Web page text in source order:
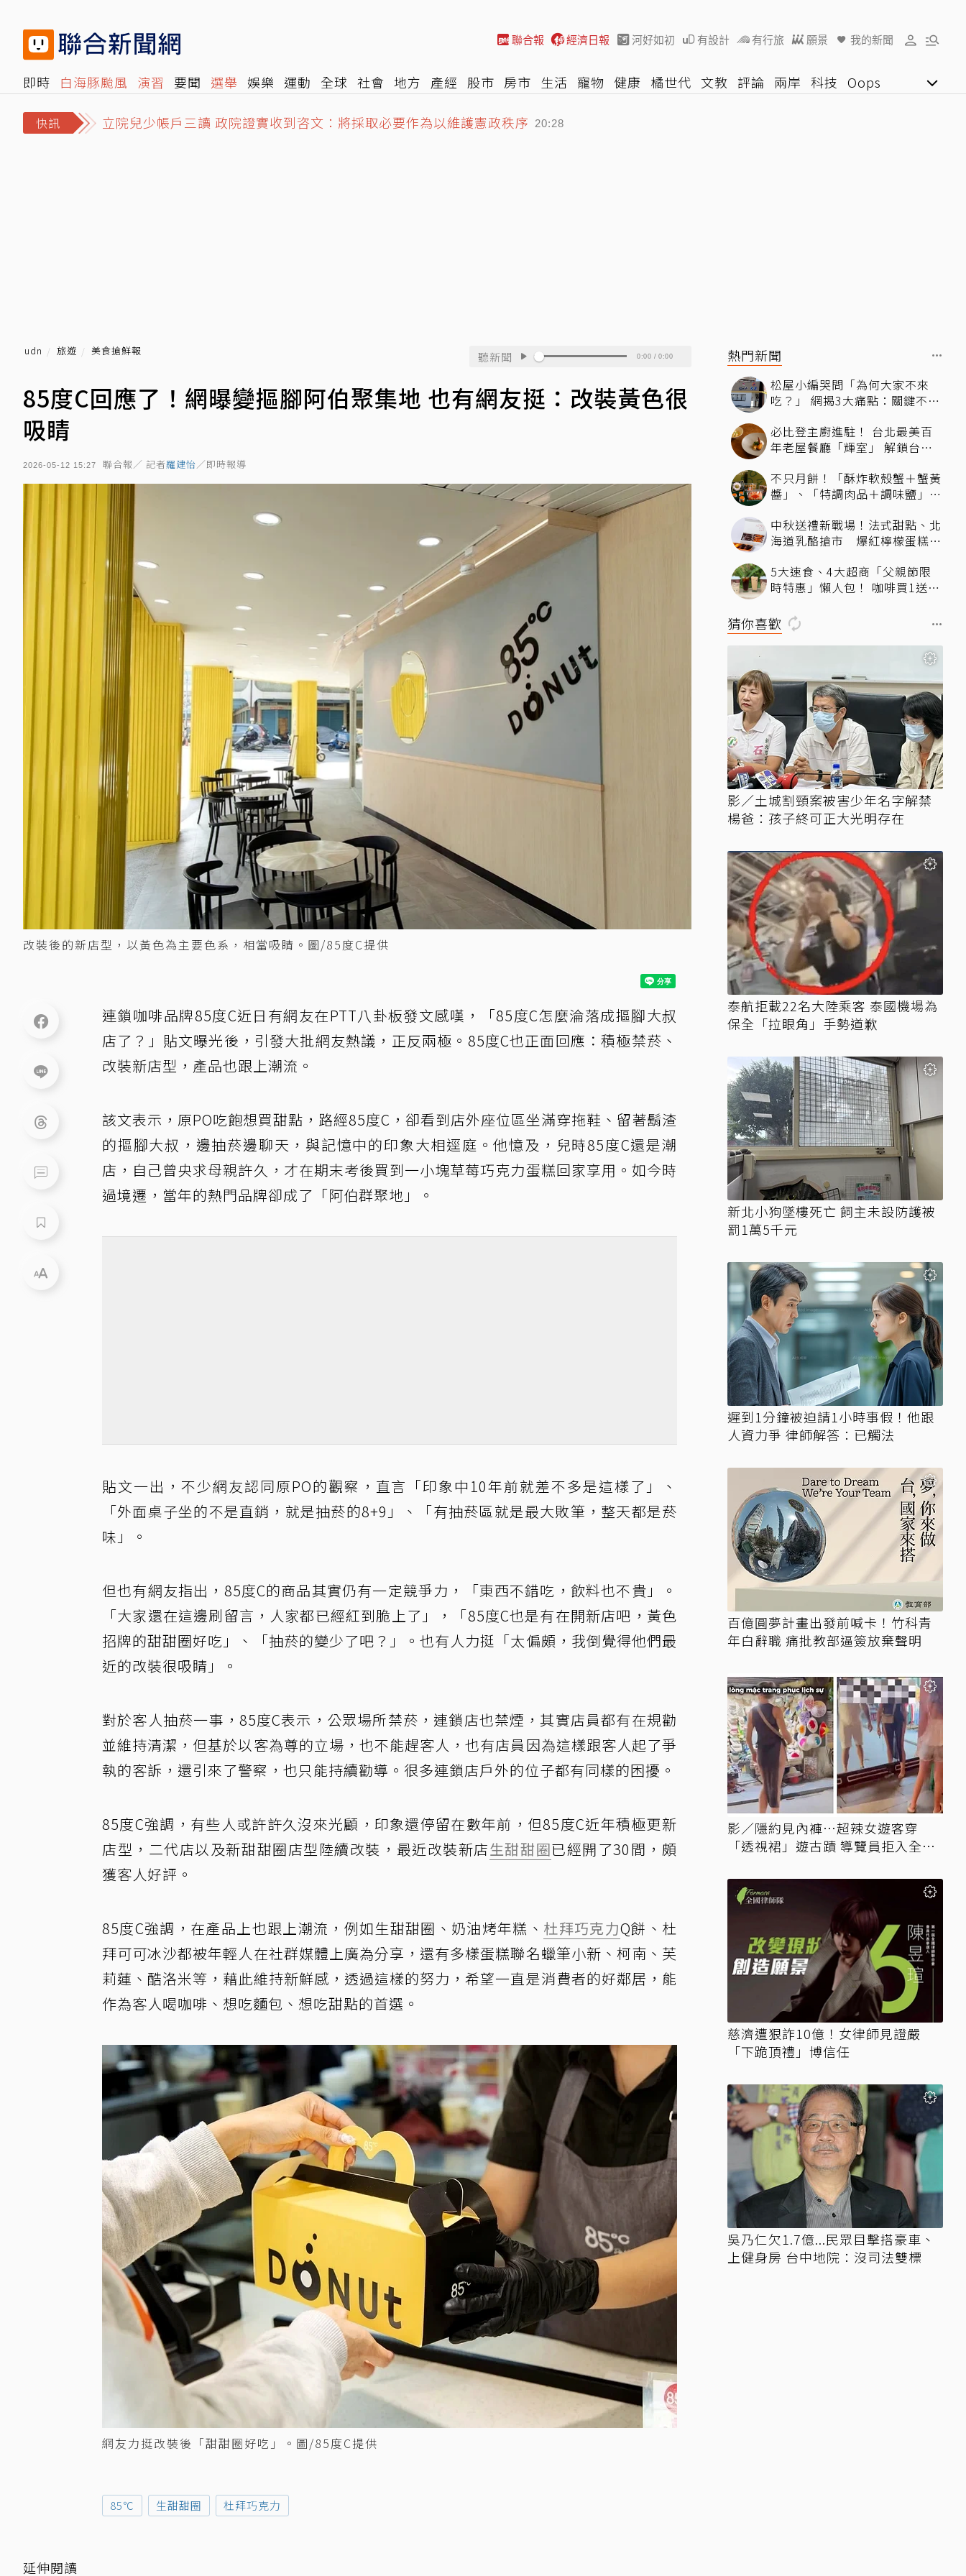
聯合報 經濟日報 河好如初 有設計 有行旅 願景 我的新聞
即時 白海豚颱風 演習 要聞 選舉 娛樂 運動 全球 社會 地方 產經 股市 房市 生活 寵物 健康 橘世代 文教 評論 兩岸 科技 Oops
快訊
立院兒少帳戶三讀 政院證實收到咨文：將採取必要作為以維護憲政秩序
「巨大哀傷足不出戶」台玻夫人痛失愛子首發聲 親揭長子身世 20:16
udn 旅遊 美食搶鮮報 聽新聞 0:00 / 0:00
85度C回應了！網曝變摳腳阿伯聚集地 也有網友挺：改裝黃色很
吸睛
2026-05-12 15:27 聯合報／ 記者羅建怡／即時報導
改裝後的新店型，以黃色為主要色系，相當吸睛。圖/85度C提供
連鎖咖啡品牌85度C近日有網友在PTT八卦板發文感嘆，「85度C怎麼淪落成摳腳大叔
店了？」貼文曝光後，引發大批網友熱議，正反兩極。85度C也正面回應：積極禁菸、
改裝新店型，產品也跟上潮流。
該文表示，原PO吃飽想買甜點，路經85度C，卻看到店外座位區坐滿穿拖鞋、留著鬍渣
的摳腳大叔，邊抽菸邊聊天，與記憶中的印象大相逕庭。他憶及，兒時85度C還是潮
店，自己曾央求母親許久，才在期末考後買到一小塊草莓巧克力蛋糕回家享用。如今時
過境遷，當年的熱門品牌卻成了「阿伯群聚地」。
貼文一出，不少網友認同原PO的觀察，直言「印象中10年前就差不多是這樣了」、
「外面桌子坐的不是直銷，就是抽菸的8+9」、「有抽菸區就是最大敗筆，整天都是菸
味」。
但也有網友指出，85度C的商品其實仍有一定競爭力，「東西不錯吃，飲料也不貴」。
「大家還在這邊刷留言，人家都已經紅到脆上了」，「85度C也是有在開新店吧，黃色
招牌的甜甜圈好吃」、「抽菸的變少了吧？」。也有人力挺「太偏頗，我倒覺得他們最
近的改裝很吸睛」。
對於客人抽菸一事，85度C表示，公眾場所禁菸，連鎖店也禁煙，其實店員都有在規勸
並維持清潔，但基於以客為尊的立場，也不能趕客人，也有店員因為這樣跟客人起了爭
執的客訴，還引來了警察，也只能持續勸導。很多連鎖店戶外的位子都有同樣的困擾。
85度C強調，有些人或許許久沒來光顧，印象還停留在數年前，但85度C近年積極更新
店型，二代店以及新甜甜圈店型陸續改裝，最近改裝新店生甜甜圈已經開了30間，頗
獲客人好評。
85度C強調，在產品上也跟上潮流，例如生甜甜圈、奶油烤年糕、 杜拜巧克力Q餅、杜
拜可可冰沙都被年輕人在社群媒體上廣為分享，還有多樣蛋糕聯名蠟筆小新、柯南、芙
莉蓮、酷洛米等，藉此維持新鮮感，透過這樣的努力，希望一直是消費者的好鄰居，能
作為客人喝咖啡、想吃麵包、想吃甜點的首選。
網友力挺改裝後「甜甜圈好吃」。圖/85度C提供
85℃ 生甜甜圈 杜拜巧克力
延伸閱讀
熱門新聞
松屋小編哭問「為何大家不來
吃？」 網揭3大痛點：關鍵不只
必比登主廚進駐！ 台北最美百
年老屋餐廳「輝室」 解鎖台味
不只月餅！「酥炸軟殼蟹＋蟹黃
醬」、「特調肉品＋調味鹽」中
中秋送禮新戰場！法式甜點、北
海道乳酪搶市 爆紅檸檬蛋糕熱
5大速食、4大超商「父親節限
時特惠」懶人包！ 咖啡買1送
猜你喜歡
影／土城割頸案被害少年名字解禁
楊爸：孩子終可正大光明存在
泰航拒載22名大陸乘客 泰國機場為
保全「拉眼角」手勢道歉
新北小狗墜樓死亡 飼主未設防護被
罰1萬5千元
遲到1分鐘被迫請1小時事假！他跟
人資力爭 律師解答：已觸法
百億圓夢計畫出發前喊卡！竹科青
年白辭職 痛批教部逼簽放棄聲明
影／隱約見內褲…超辣女遊客穿
「透視裙」遊古蹟 導覽員拒入全網
慈濟遭狠詐10億！女律師見證嚴
「下跪頂禮」博信任
吳乃仁欠1.7億...民眾目擊搭豪車、
上健身房 台中地院：沒司法雙標